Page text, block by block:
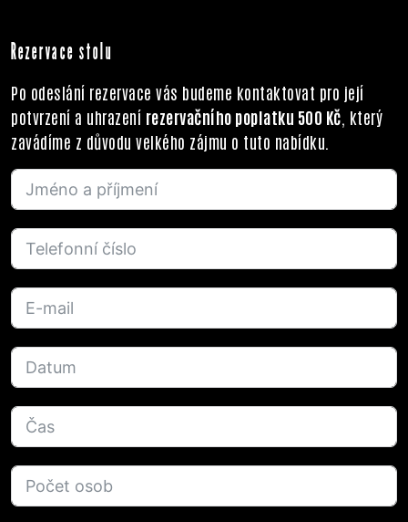
Rezervace stolu
Po odeslání rezervace vás budeme kontaktovat pro její
potvrzení a uhrazení rezervačního poplatku 500 Kč , který
zavádíme z důvodu velkého zájmu o tuto nabídku.